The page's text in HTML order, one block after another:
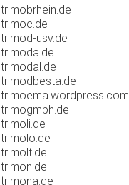
trimobrhein.de
trimoc.de
trimod-usv.de
trimoda.de
trimodal.de
trimodbesta.de
trimoema.wordpress.com
trimogmbh.de
trimoli.de
trimolo.de
trimolt.de
trimon.de
trimona.de